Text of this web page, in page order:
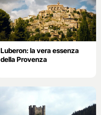
Luberon: la vera essenza
della Provenza